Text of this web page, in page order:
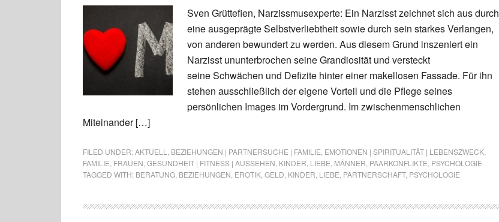
Sven Grüttefien, Narzissmusexperte: Ein Narzisst zeichnet sich aus durch
eine ausgeprägte Selbstverliebtheit sowie durch sein starkes Verlangen,
von anderen bewundert zu werden. Aus diesem Grund inszeniert ein
Narzisst ununterbrochen seine Grandiosität und versteckt
seine Schwächen und Defizite hinter einer makellosen Fassade. Für ihn
stehen ausschließlich der eigene Vorteil und die Pflege seines
persönlichen Images im Vordergrund. Im zwischenmenschlichen
Miteinander […]
FILED UNDER:AKTUELL BEZIEHUNGEN | PARTNERSUCHE | FAMILIE EMOTIONEN | SPIRITUALITÄT | LEBENSZWECK
FAMILIE FRAUEN GESUNDHEIT | FITNESS | AUSSEHEN KINDER LIEBE MÄNNER PAARKONFLIKTE PSYCHOLOGIE
TAGGED WITH: BERATUNG BEZIEHUNGEN EROTIK GELD KINDER LIEBE PARTNERSCHAFT, PSYCHOLOGIE